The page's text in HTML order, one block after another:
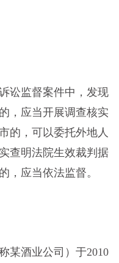
讼监督案件中，发现
，应当开展调查核实
的，可以委托外地人
查明法院生效裁判据
，应当依法监督。
某酒业公司）于2010